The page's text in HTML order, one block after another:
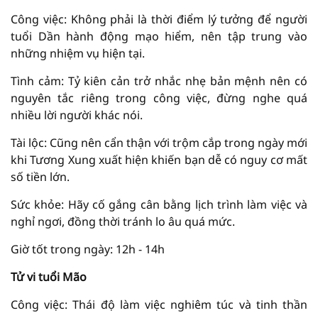
Công việc: Không phải là thời điểm lý tưởng để người
tuổi Dần hành động mạo hiểm, nên tập trung vào
những nhiệm vụ hiện tại.
Tình cảm: Tỷ kiên cản trở nhắc nhẹ bản mệnh nên có
nguyên tắc riêng trong công việc, đừng nghe quá
nhiều lời người khác nói.
Tài lộc: Cũng nên cẩn thận với trộm cắp trong ngày mới
khi Tương Xung xuất hiện khiến bạn dễ có nguy cơ mất
số tiền lớn.
Sức khỏe: Hãy cố gắng cân bằng lịch trình làm việc và
nghỉ ngơi, đồng thời tránh lo âu quá mức.
Giờ tốt trong ngày: 12h - 14h
Tử vi tuổi Mão
Công việc: Thái độ làm việc nghiêm túc và tinh thần